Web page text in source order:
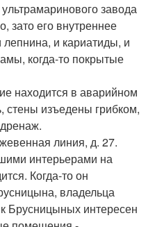
завода
зато его внутреннее
и кариатиды, и
когда-то покрытые
находится в аварийном
стены изъедены грибком,
линия, д. 27.
интерьерами на
Когда-то он
владельца
Брусницыных интересен